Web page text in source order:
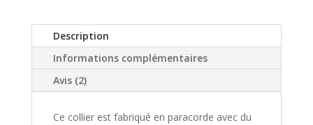
Description
Informations complémentaires
Avis (2)
Ce collier est fabriqué en paracorde avec du